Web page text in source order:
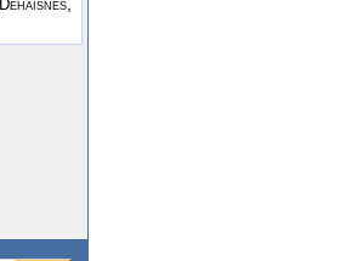
Dehaisnes,